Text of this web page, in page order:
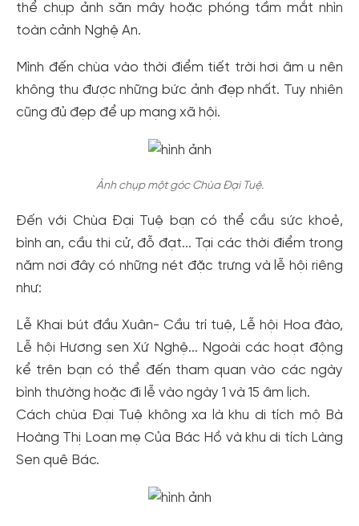
thể chụp ảnh săn mây hoặc phóng tầm mắt nhìn
toàn cảnh Nghệ An.
Mình đến chùa vào thời điểm tiết trời hơi âm u nên
không thu được những bức ảnh đẹp nhất. Tuy nhiên
cũng đủ đẹp để up mạng xã hội.
Ảnh chụp một góc Chùa Đại Tuệ.
Đến với Chùa Đại Tuệ bạn có thể cầu sức khoẻ,
bình an, cầu thi cử, đỗ đạt... Tại các thời điểm trong
năm nơi đây có những nét đặc trưng và lễ hội riêng
như:
Lễ Khai bút đầu Xuân- Cầu trí tuệ, Lễ hội Hoa đào,
Lễ hội Hương sen Xứ Nghệ... Ngoài các hoạt động
kể trên bạn có thể đến tham quan vào các ngày
bình thường hoặc đi lễ vào ngày 1 và 15 âm lịch.
Cách chùa Đại Tuệ không xa là khu di tích mộ Bà
Hoàng Thị Loan mẹ Của Bác Hồ và khu di tích Làng
Sen quê Bác.